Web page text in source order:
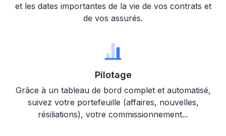
et les dates importantes de la vie de vos contrats et
de vos assurés.
Pilotage
Grâce à un tableau de bord complet et automatisé,
suivez votre portefeuille (affaires, nouvelles,
résiliations), votre commissionnement...